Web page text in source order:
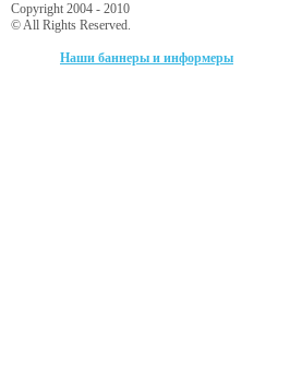
Copyright 2004 - 2010
© All Rights Reserved.
Наши баннеры и информеры